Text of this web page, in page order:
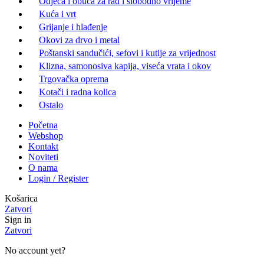
Kuća i vrt
Grijanje i hlađenje
Okovi za drvo i metal
Poštanski sandučići, sefovi i kutije za vrijednost
Klizna, samonosiva kapija, viseća vrata i okov
Trgovačka oprema
Kotači i radna kolica
Ostalo
Početna
Webshop
Kontakt
Noviteti
O nama
Login / Register
Košarica
Zatvori
Sign in
Zatvori
No account yet?